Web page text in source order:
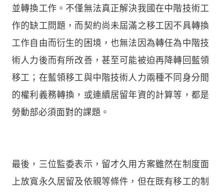
並轉換工作。不僅無法真正解決我國在中階技術工
作的缺工問題，而契約尚未屆滿之移工因不具轉換
工作自由而衍生的困境，也無法因為轉任為中階技
術人力後而有所改善，甚至可能被迫再降轉回藍領
移工；在藍領移工與中階技術人力兩種不同身分間
的權利義務轉換，或連續居留年資的計算等，都是
勞動部必須面對的課題。
最後，三位監委表示，留才久用方案雖然在制度面
上放寬永久居留及依親等條件，但在既有移工的制